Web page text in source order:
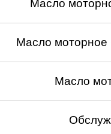
Масло
Масло моторное
Масло